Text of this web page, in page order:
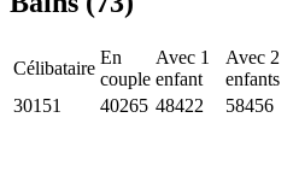
Célibataire
En
couple
Avec 1
enfant
Avec 2
enfants
30151
40265 48422 58456